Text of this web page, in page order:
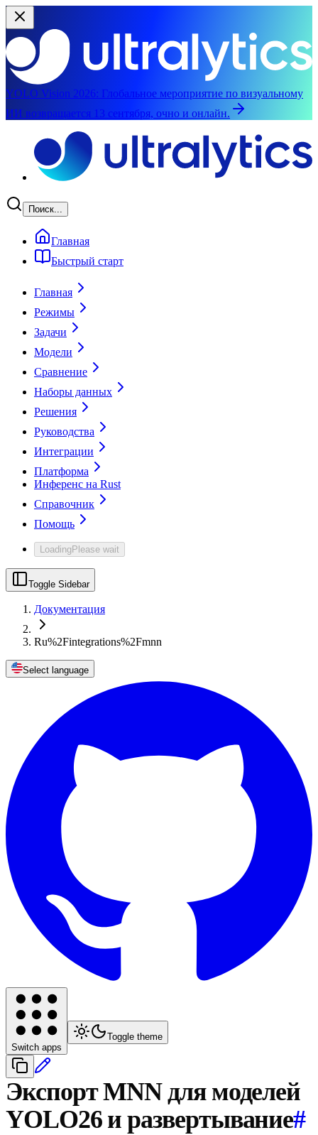
YOLO Vision 2026: Глобальное мероприятие по визуальному
ИИ возвращается 13 сентября, очно и онлайн.
Поиск...
Главная
Быстрый старт
Главная
Режимы
Задачи
Модели
Сравнение
Наборы данных
Решения
Руководства
Интеграции
Платформа
Инференс на Rust
Справочник
Помощь
LoadingPlease wait
Toggle Sidebar
Документация
Ru%2Fintegrations%2Fmnn
Select language
Switch apps
Toggle theme
Экспорт MNN для моделей
YOLO26 и развертывание#